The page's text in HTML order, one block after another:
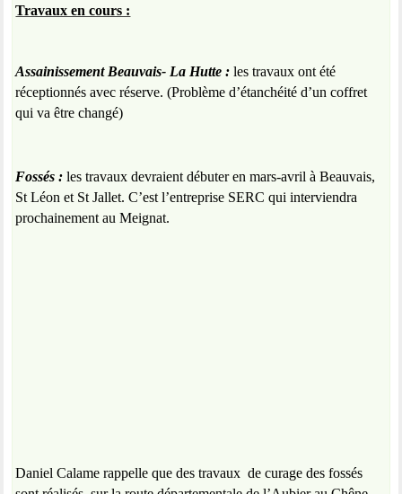
Travaux en cours :
Assainissement Beauvais- La Hutte :les travaux ont été
réceptionnés avec réserve. (Problème d’étanchéité d’un coffret
qui va être changé)
Fossés : les travaux devraient débuter en mars-avril à Beauvais,
St Léon et St Jallet. C’est l’entreprise SERC qui interviendra
prochainement au Meignat.
Daniel Calame rappelle que des travaux de curage des fossés